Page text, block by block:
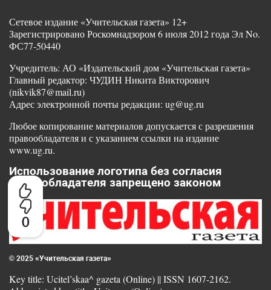
0
Сетевое издание «Учительская газета» 12+
Зарегистрировано Роскомнадзором 6 июля 2012 года Эл No.
ФС77-50440
Учредитель: АО «Издательский дом «Учительская газета»
Главный редактор: ЧУДИН Никита Викторович
(nikvik87@mail.ru)
Адрес электронной почты редакции: ug@ug.ru
Любое копирование материалов допускается с разрешения
правообладателя и с указанием ссылки на издание
www.ug.ru.
Использование логотипа без согласия
правообладателя запрещено законом
© 2025 «Учительская газета»
Key title: Ucitel’skaa^ gazeta (Online) || ISSN 1607-2162.